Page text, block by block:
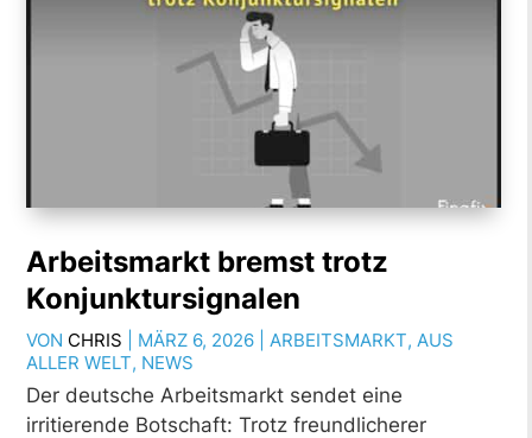
Arbeitsmarkt bremst trotz
Konjunktursignalen
VON CHRIS MÄRZ 6, 2026 |ARBEITSMARKT,AUS
ALLER WELT, NEWS
Der deutsche Arbeitsmarkt sendet eine
irritierende Botschaft: Trotz freundlicherer